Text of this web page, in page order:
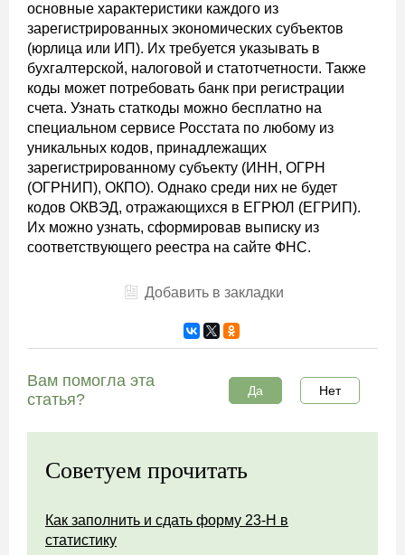
основные характеристики каждого из
зарегистрированных экономических субъектов
(юрлица или ИП). Их требуется указывать в
бухгалтерской, налоговой и статотчетности. Также
коды может потребовать банк при регистрации
счета. Узнать статкоды можно бесплатно на
специальном сервисе Росстата по любому из
уникальных кодов, принадлежащих
зарегистрированному субъекту (ИНН, ОГРН
(ОГРНИП), ОКПО). Однако среди них не будет
кодов ОКВЭД, отражающихся в ЕГРЮЛ (ЕГРИП).
Их можно узнать, сформировав выписку из
соответствующего реестра на сайте ФНС.
Добавить в закладки
Вам помогла эта
статья?
Да Нет
Советуем прочитать
Как заполнить и сдать форму 23-Н в
статистику